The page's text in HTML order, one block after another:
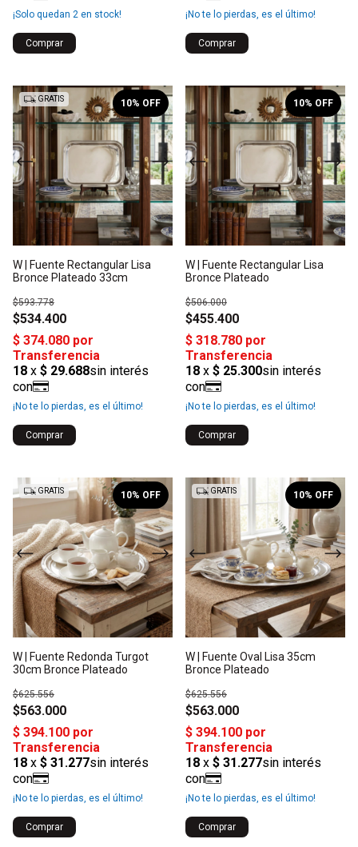
¡Solo quedan 2 en stock! ¡No te lo pierdas, es el último!
1/2
GRATIS
W | Fuente Rectangular Lisa
Bronce Plateado 33cm
$534.400
$593.778
10% OFF
¡No te lo pierdas, es el último!
1/2
W | Fuente Rectangular Lisa
Bronce Plateado
$455.400
$506.000
10% OFF
¡No te lo pierdas, es el último!
1/2
GRATIS
W | Fuente Redonda Turgot
30cm Bronce Plateado
$563.000
$625.556
10% OFF
¡No te lo pierdas, es el último!
1/2
GRATIS
W | Fuente Oval Lisa 35cm
Bronce Plateado
$563.000
$625.556
10% OFF
¡No te lo pierdas, es el último!